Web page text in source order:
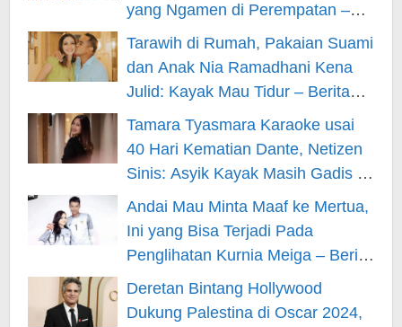
yang Ngamen di Perempatan –
Berita Hiburan
Tarawih di Rumah, Pakaian Suami
dan Anak Nia Ramadhani Kena
Julid: Kayak Mau Tidur – Berita
Hiburan
Tamara Tyasmara Karaoke usai
40 Hari Kematian Dante, Netizen
Sinis: Asyik Kayak Masih Gadis –
Berita Hiburan
Andai Mau Minta Maaf ke Mertua,
Ini yang Bisa Terjadi Pada
Penglihatan Kurnia Meiga – Berita
Hiburan
Deretan Bintang Hollywood
Dukung Palestina di Oscar 2024,